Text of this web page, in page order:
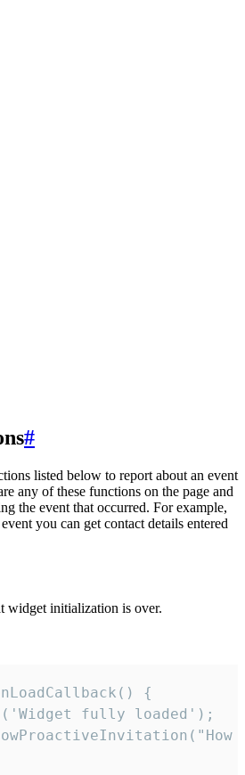
#
listed below to report about an event
any of these functions on the page and
the event that occurred. For example,
you can get contact details entered
widget initialization is over.
{
fully loaded');